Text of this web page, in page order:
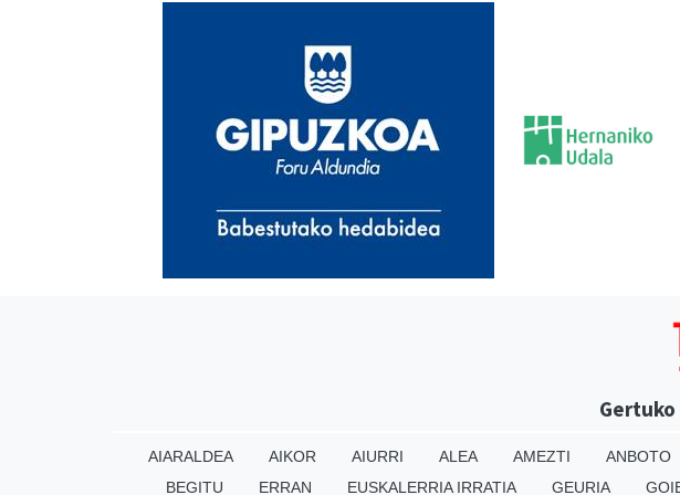
AIARALDEA AIKOR AIURRI ALEA AMEZTI ANBOTO
BEGITU
ERRAN EUSKALERRIA IRRATIA GEURIA